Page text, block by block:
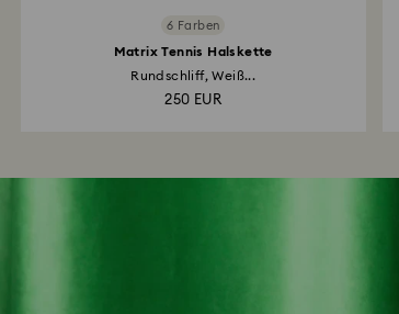
6 Farben
Matrix Tennis Halskette
Rundschliff, Weiß...
250 EUR